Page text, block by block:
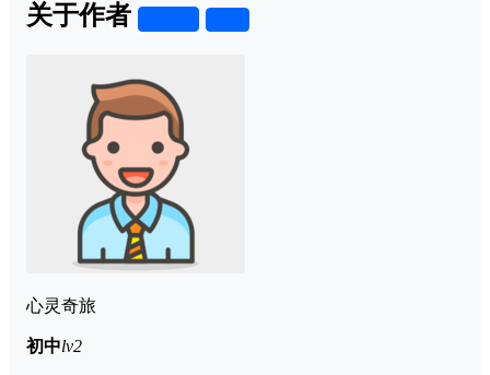
关于作者
心灵奇旅
初中lv2